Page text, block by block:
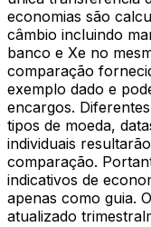
economias são
câmbio incluindo
banco e Xe no
comparação
exemplo dado e
encargos.
tipos de moeda,
individuais
comparação.
indicativos de
apenas como guia.
atualizado